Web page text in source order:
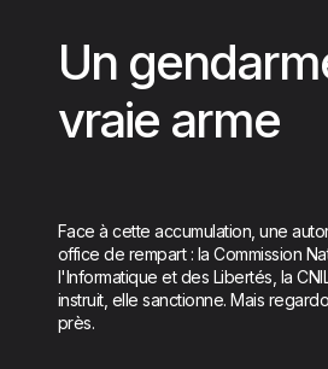
Un
vraie arme
Face à cette accumulation, une
office de rempart : la Commission
l'Informatique et des Libertés, la
instruit, elle sanctionne. Mais
près.